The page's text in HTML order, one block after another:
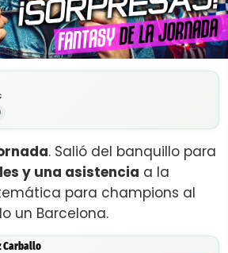
. Salió del banquillo para
y una asistencia a la
para champions al
un Barcelona.
Carballo